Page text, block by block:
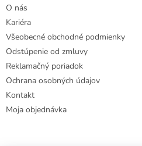
O nás
Kariéra
Všeobecné obchodné podmienky
Odstúpenie od zmluvy
Reklamačný poriadok
Ochrana osobných údajov
Kontakt
Moja objednávka